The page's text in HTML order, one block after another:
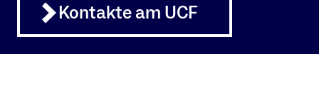
Kontakte am UCF